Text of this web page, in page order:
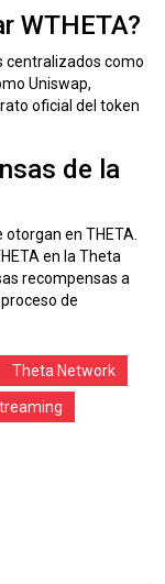
WTHETA?
centralizados como
Uniswap,
oficial del token
de la
otorgan en THETA.
en la Theta
recompensas a
de
Theta Network